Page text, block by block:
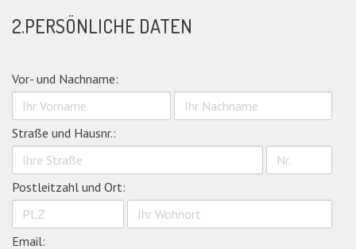
2.PERSÖNLICHE DATEN
Vor- und Nachname:
Straße und Hausnr.:
Postleitzahl und Ort:
Email: